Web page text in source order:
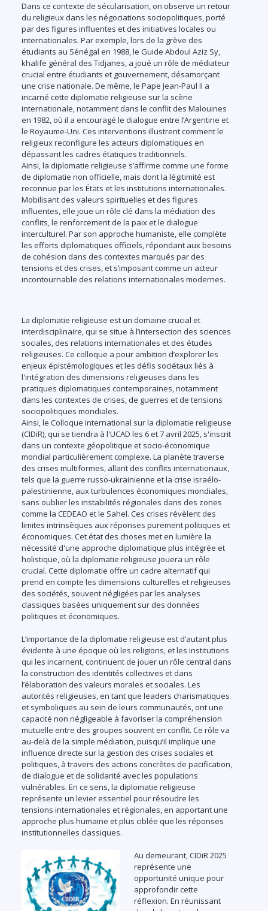
Dans ce contexte de sécularisation, on observe un retour
du religieux dans les négociations sociopolitiques, porté
par des figures influentes et des initiatives locales ou
internationales. Par exemple, lors de la grève des
étudiants au Sénégal en 1988, le Guide Abdoul Aziz Sy,
khalife général des Tidjanes, a joué un rôle de médiateur
crucial entre étudiants et gouvernement, désamorçant
une crise nationale. De même, le Pape Jean-Paul II a
incarné cette diplomatie religieuse sur la scène
internationale, notamment dans le conflit des Malouines
en 1982, où il a encouragé le dialogue entre l’Argentine et
le Royaume-Uni. Ces interventions illustrent comment le
religieux reconfigure les acteurs diplomatiques en
dépassant les cadres étatiques traditionnels.
Ainsi, la diplomatie religieuse s’affirme comme une forme
de diplomatie non officielle, mais dont la légitimité est
reconnue par les États et les institutions internationales.
Mobilisant des valeurs spirituelles et des figures
influentes, elle joue un rôle clé dans la médiation des
conflits, le renforcement de la paix et le dialogue
interculturel. Par son approche humaniste, elle complète
les efforts diplomatiques officiels, répondant aux besoins
de cohésion dans des contextes marqués par des
tensions et des crises, et s’imposant comme un acteur
incontournable des relations internationales modernes.
La diplomatie religieuse est un domaine crucial et
interdisciplinaire, qui se situe à l’intersection des sciences
sociales, des relations internationales et des études
religieuses. Ce colloque a pour ambition d’explorer les
enjeux épistémologiques et les défis sociétaux liés à
l'intégration des dimensions religieuses dans les
pratiques diplomatiques contemporaines, notamment
dans les contextes de crises, de guerres et de tensions
sociopolitiques mondiales.
Ainsi, le Colloque international sur la diplomatie religieuse
(CIDiR), qui se tiendra à l'UCAD les 6 et 7 avril 2025, s'inscrit
dans un contexte géopolitique et socio-économique
mondial particulièrement complexe. La planète traverse
des crises multiformes, allant des conflits internationaux,
tels que la guerre russo-ukrainienne et la crise israélo-
palestinienne, aux turbulences économiques mondiales,
sans oublier les instabilités régionales dans des zones
comme la CEDEAO et le Sahel. Ces crises révèlent des
limites intrinsèques aux réponses purement politiques et
économiques. Cet état des choses met en lumière la
nécessité d'une approche diplomatique plus intégrée et
holistique, où la diplomatie religieuse jouera un rôle
crucial. Cette diplomatie offre un cadre alternatif qui
prend en compte les dimensions culturelles et religieuses
des sociétés, souvent négligées par les analyses
classiques basées uniquement sur des données
politiques et économiques.
L’importance de la diplomatie religieuse est d’autant plus
évidente à une époque où les religions, et les institutions
qui les incarnent, continuent de jouer un rôle central dans
la construction des identités collectives et dans
l’élaboration des valeurs morales et sociales. Les
autorités religieuses, en tant que leaders charismatiques
et symboliques au sein de leurs communautés, ont une
capacité non négligeable à favoriser la compréhension
mutuelle entre des groupes souvent en conflit. Ce rôle va
au-delà de la simple médiation, puisqu’il implique une
influence directe sur la gestion des crises sociales et
politiques, à travers des actions concrètes de pacification,
de dialogue et de solidarité avec les populations
vulnérables. En ce sens, la diplomatie religieuse
représente un levier essentiel pour résoudre les
tensions internationales et régionales, en apportant une
approche plus humaine et plus ciblée que les réponses
institutionnelles classiques.
Au demeurant, CIDiR 2025
représente une
opportunité unique pour
approfondir cette
réflexion. En réunissant